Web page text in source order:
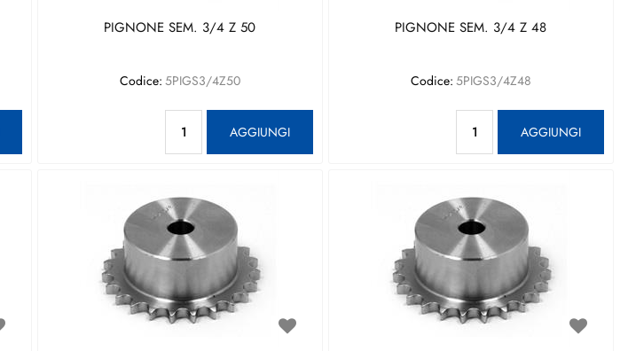
PIGNONE SEM. 3/4 Z 50
Codice: 5PIGS3/4Z50
AGGIUNGI
PIGNONE SEM. 3/4 Z 48
Codice: 5PIGS3/4Z48
AGGIUNGI